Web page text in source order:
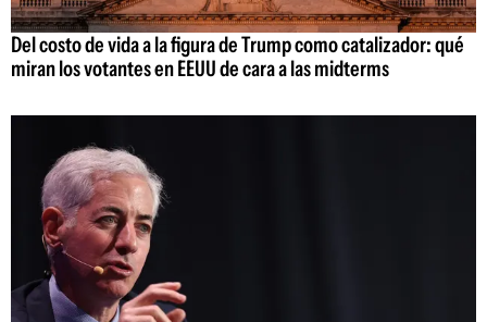
Del costo de vida a la figura de Trump como catalizador: qué
miran los votantes en EEUU de cara a las midterms